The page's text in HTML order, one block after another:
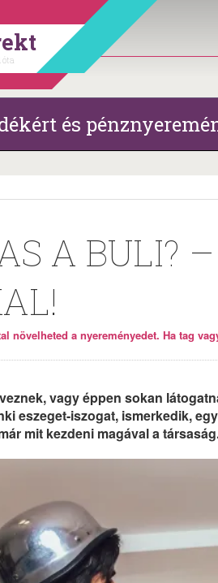
óta
és
A BULI?
növelheted a nyereményedet. Ha tag
vagy éppen sokan
eszeget-iszogat, ismerkedik,
mit kezdeni magával a